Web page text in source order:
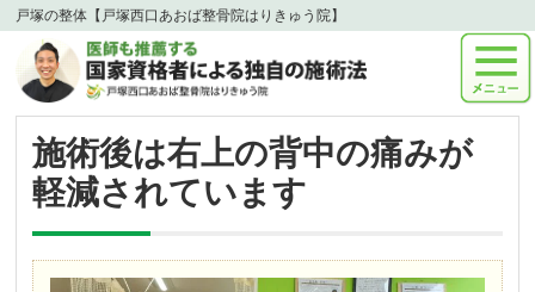
戸塚の整体【戸塚西口あおば整骨院はりきゅう院】
施術後は右上の背中の痛みが
軽減されています